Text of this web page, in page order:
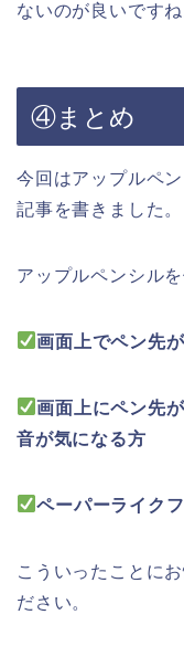
ないのが良いですね
④まとめ
今回はアップルペ
記事を書きました。
アップルペンシル
画面上でペン先
画面上にペン先
音が気になる方
ペーパーライク
こういったことに
ださい。